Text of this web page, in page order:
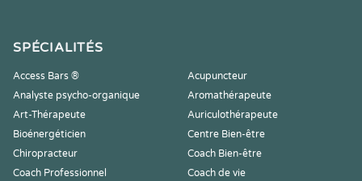
SPÉCIALITÉS
Access Bars ®
Acupuncteur
Analyste psycho-organique
Aromathérapeute
Art-Thérapeute
Auriculothérapeute
Bioénergéticien
Centre Bien-être
Chiropracteur
Coach Bien-être
Coach Professionnel
Coach de vie